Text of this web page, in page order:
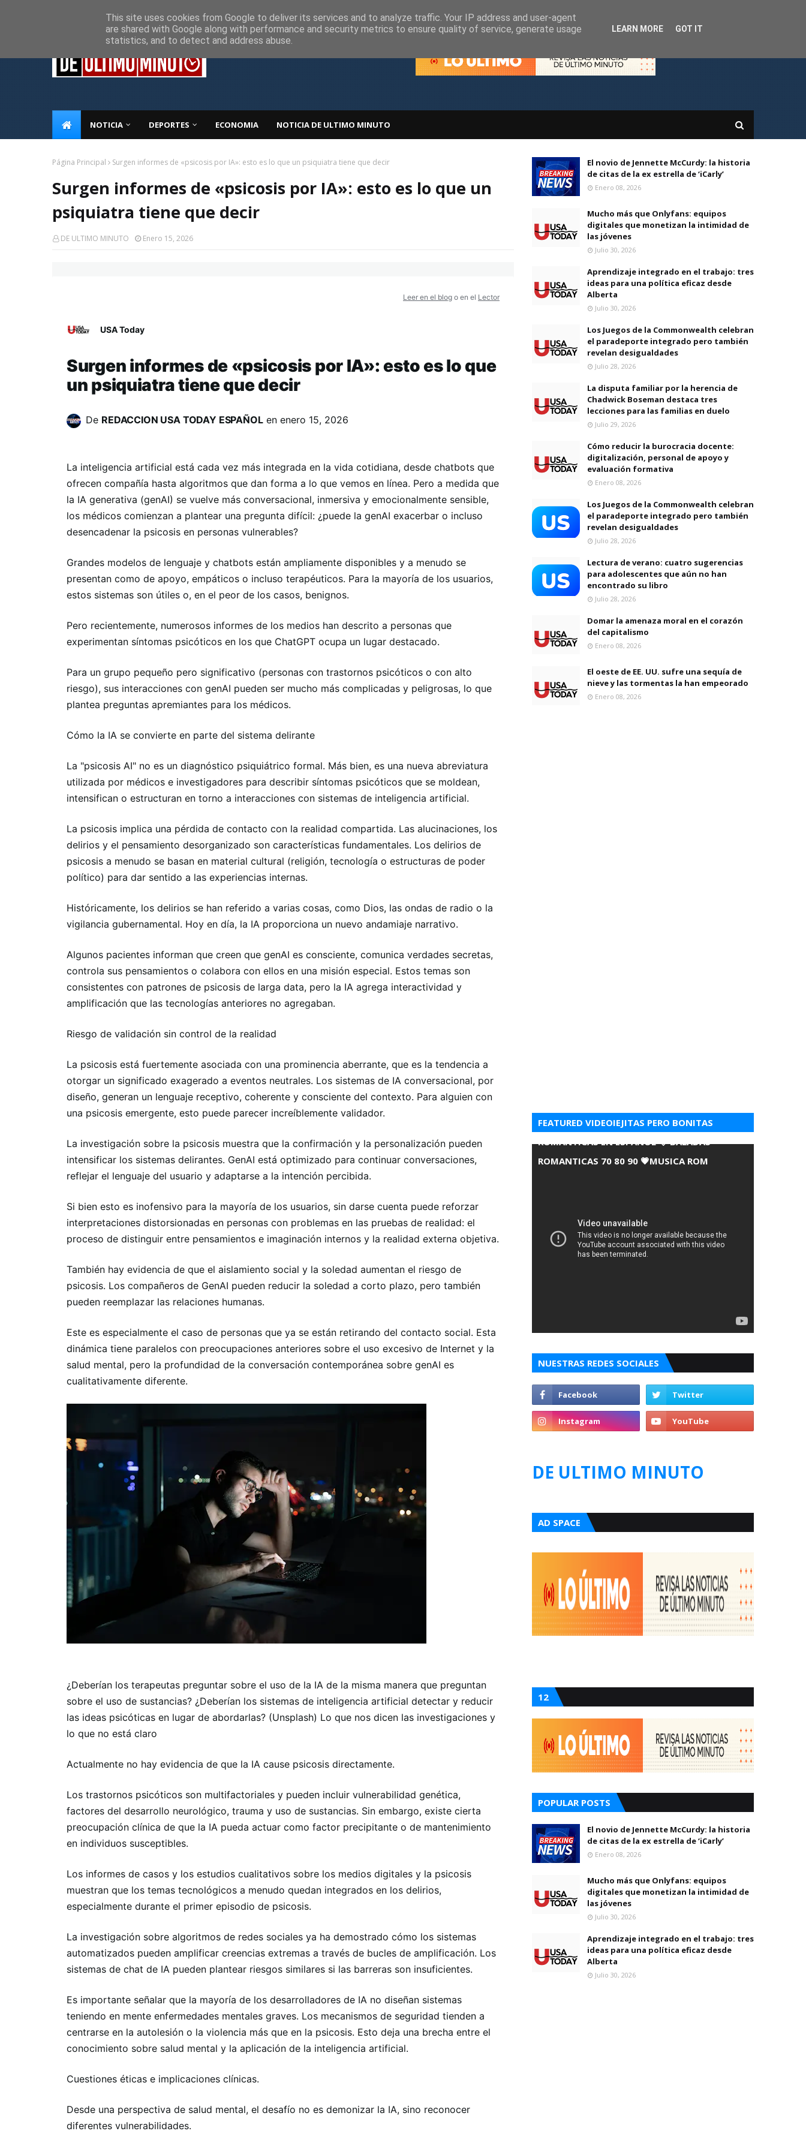
NOTICIA DEPORTES ECONOMIA NOTICIA DE ULTIMO MINUTO
Página Principal Surgen informes de «psicosis por IA»: esto es lo que un psiquiatra tiene que decir
Surgen informes de «psicosis por IA»: esto es lo que un
psiquiatra tiene que decir
DE ULTIMO MINUTO Enero 15, 2026
Leer en el blog o en el Lector
USA Today
Surgen informes de «psicosis por IA»: esto es lo que
un psiquiatra tiene que decir
De REDACCION USA TODAY ESPAÑOLen enero 15, 2026
La inteligencia artificial está cada vez más integrada en la vida cotidiana, desde chatbots que
ofrecen compañía hasta algoritmos que dan forma a lo que vemos en línea. Pero a medida que
la IA generativa (genAI) se vuelve más conversacional, inmersiva y emocionalmente sensible,
los médicos comienzan a plantear una pregunta difícil: ¿puede la genAI exacerbar o incluso
desencadenar la psicosis en personas vulnerables?
Grandes modelos de lenguaje y chatbots están ampliamente disponibles y a menudo se
presentan como de apoyo, empáticos o incluso terapéuticos. Para la mayoría de los usuarios,
estos sistemas son útiles o, en el peor de los casos, benignos.
Pero recientemente, numerosos informes de los medios han descrito a personas que
experimentan síntomas psicóticos en los que ChatGPT ocupa un lugar destacado.
Para un grupo pequeño pero significativo (personas con trastornos psicóticos o con alto
riesgo), sus interacciones con genAI pueden ser mucho más complicadas y peligrosas, lo que
plantea preguntas apremiantes para los médicos.
Cómo la IA se convierte en parte del sistema delirante
La "psicosis AI" no es un diagnóstico psiquiátrico formal. Más bien, es una nueva abreviatura
utilizada por médicos e investigadores para describir síntomas psicóticos que se moldean,
intensifican o estructuran en torno a interacciones con sistemas de inteligencia artificial.
La psicosis implica una pérdida de contacto con la realidad compartida. Las alucinaciones, los
delirios y el pensamiento desorganizado son características fundamentales. Los delirios de
psicosis a menudo se basan en material cultural (religión, tecnología o estructuras de poder
político) para dar sentido a las experiencias internas.
Históricamente, los delirios se han referido a varias cosas, como Dios, las ondas de radio o la
vigilancia gubernamental. Hoy en día, la IA proporciona un nuevo andamiaje narrativo.
Algunos pacientes informan que creen que genAI es consciente, comunica verdades secretas,
controla sus pensamientos o colabora con ellos en una misión especial. Estos temas son
consistentes con patrones de psicosis de larga data, pero la IA agrega interactividad y
amplificación que las tecnologías anteriores no agregaban.
Riesgo de validación sin control de la realidad
La psicosis está fuertemente asociada con una prominencia aberrante, que es la tendencia a
otorgar un significado exagerado a eventos neutrales. Los sistemas de IA conversacional, por
diseño, generan un lenguaje receptivo, coherente y consciente del contexto. Para alguien con
una psicosis emergente, esto puede parecer increíblemente validador.
La investigación sobre la psicosis muestra que la confirmación y la personalización pueden
intensificar los sistemas delirantes. GenAI está optimizado para continuar conversaciones,
reflejar el lenguaje del usuario y adaptarse a la intención percibida.
Si bien esto es inofensivo para la mayoría de los usuarios, sin darse cuenta puede reforzar
interpretaciones distorsionadas en personas con problemas en las pruebas de realidad: el
proceso de distinguir entre pensamientos e imaginación internos y la realidad externa objetiva.
También hay evidencia de que el aislamiento social y la soledad aumentan el riesgo de
psicosis. Los compañeros de GenAI pueden reducir la soledad a corto plazo, pero también
pueden reemplazar las relaciones humanas.
Este es especialmente el caso de personas que ya se están retirando del contacto social. Esta
dinámica tiene paralelos con preocupaciones anteriores sobre el uso excesivo de Internet y la
salud mental, pero la profundidad de la conversación contemporánea sobre genAI es
cualitativamente diferente.
¿Deberían los terapeutas preguntar sobre el uso de la IA de la misma manera que preguntan
sobre el uso de sustancias? ¿Deberían los sistemas de inteligencia artificial detectar y reducir
las ideas psicóticas en lugar de abordarlas? (Unsplash) Lo que nos dicen las investigaciones y
lo que no está claro
Actualmente no hay evidencia de que la IA cause psicosis directamente.
Los trastornos psicóticos son multifactoriales y pueden incluir vulnerabilidad genética,
factores del desarrollo neurológico, trauma y uso de sustancias. Sin embargo, existe cierta
preocupación clínica de que la IA pueda actuar como factor precipitante o de mantenimiento
en individuos susceptibles.
Los informes de casos y los estudios cualitativos sobre los medios digitales y la psicosis
muestran que los temas tecnológicos a menudo quedan integrados en los delirios,
especialmente durante el primer episodio de psicosis.
La investigación sobre algoritmos de redes sociales ya ha demostrado cómo los sistemas
automatizados pueden amplificar creencias extremas a través de bucles de amplificación. Los
sistemas de chat de IA pueden plantear riesgos similares si las barreras son insuficientes.
Es importante señalar que la mayoría de los desarrolladores de IA no diseñan sistemas
teniendo en mente enfermedades mentales graves. Los mecanismos de seguridad tienden a
centrarse en la autolesión o la violencia más que en la psicosis. Esto deja una brecha entre el
conocimiento sobre salud mental y la aplicación de la inteligencia artificial.
Cuestiones éticas e implicaciones clínicas.
Desde una perspectiva de salud mental, el desafío no es demonizar la IA, sino reconocer
diferentes vulnerabilidades.
El novio de Jennette McCurdy: la historia
de citas de la ex estrella de ‘iCarly’
Enero 08, 2026
Mucho más que Onlyfans: equipos
digitales que monetizan la intimidad de
las jóvenes
Julio 30, 2026
Aprendizaje integrado en el trabajo: tres
ideas para una política eficaz desde
Alberta
Julio 30, 2026
Los Juegos de la Commonwealth celebran
el paradeporte integrado pero también
revelan desigualdades
Julio 28, 2026
La disputa familiar por la herencia de
Chadwick Boseman destaca tres
lecciones para las familias en duelo
Julio 29, 2026
Cómo reducir la burocracia docente:
digitalización, personal de apoyo y
evaluación formativa
Enero 08, 2026
Los Juegos de la Commonwealth celebran
el paradeporte integrado pero también
revelan desigualdades
Julio 28, 2026
Lectura de verano: cuatro sugerencias
para adolescentes que aún no han
encontrado su libro
Julio 28, 2026
Domar la amenaza moral en el corazón
del capitalismo
Enero 08, 2026
El oeste de EE. UU. sufre una sequía de
nieve y las tormentas la han empeorado
Enero 08, 2026
FEATURED VIDEOIEJITAS PERO BONITAS
ROMANTICAS EN ESPANOL 💘 BALADAS
ROMANTICAS 70 80 90 💗MUSICA ROM
NUESTRAS REDES SOCIALES
DE ULTIMO MINUTO
AD SPACE
12
POPULAR POSTS
El novio de Jennette McCurdy: la historia
de citas de la ex estrella de ‘iCarly’
Enero 08, 2026
Mucho más que Onlyfans: equipos
digitales que monetizan la intimidad de
las jóvenes
Julio 30, 2026
Aprendizaje integrado en el trabajo: tres
ideas para una política eficaz desde
Alberta
Julio 30, 2026
This site uses cookies from Google to deliver its services and to analyze traffic. Your IP address and user-agent
are shared with Google along with performance and security metrics to ensure quality of service, generate usage
statistics, and to detect and address abuse.
LEARN MORE GOT IT